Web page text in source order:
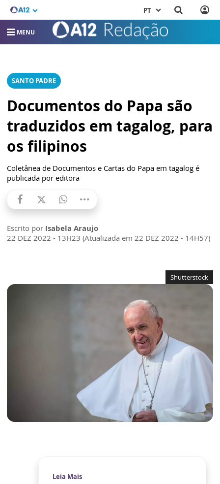
PT
MENU
SANTO PADRE
Documentos do Papa são
traduzidos em tagalog, para
os filipinos
Coletânea de Documentos e Cartas do Papa em tagalog é
publicada por editora
Escrito por Isabela Araujo
22 DEZ 2022 - 13H23 (Atualizada em 22 DEZ 2022 - 14H57)
Shutterstock
Leia Mais